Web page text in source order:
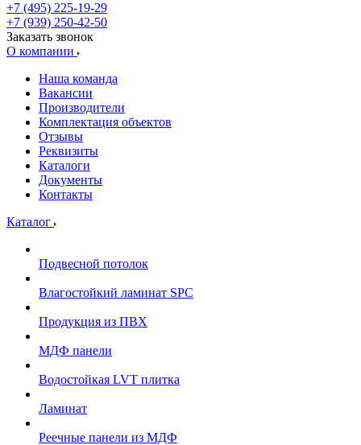
+7 (495) 225-19-29
+7 (939) 250-42-50
Заказать звонок
О компании
Наша команда
Вакансии
Производители
Комплектация объектов
Отзывы
Реквизиты
Каталоги
Документы
Контакты
Каталог
Подвесной потолок
Влагостойкий ламинат SPC
Продукция из ПВХ
МДФ панели
Водостойкая LVT плитка
Ламинат
Реечные панели из МДФ